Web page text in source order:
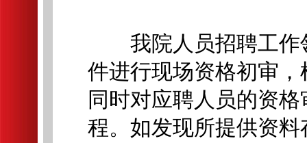
我院人员招聘工作
件进行现场资格初审
同时对应聘人员的资
程。如发现所提供资